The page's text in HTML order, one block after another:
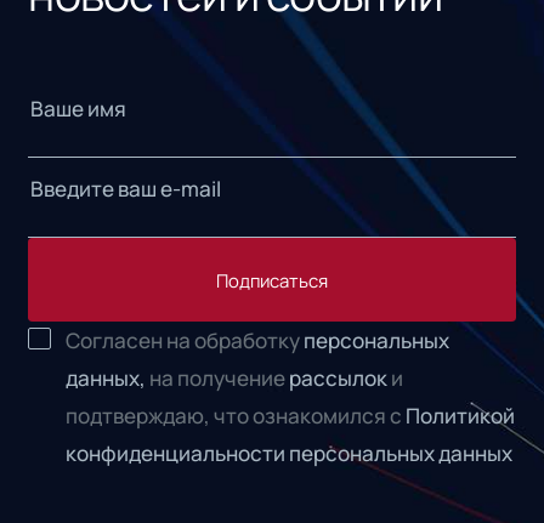
Подписаться
Согласен на обработкуперсональных
данных, на получениерассылоки
подтверждаю, что ознакомился с Политикой
конфиденциальности персональных данных